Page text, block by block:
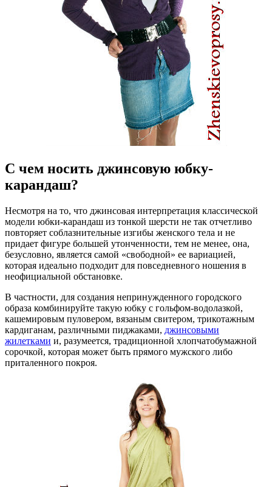
С чем носить джинсовую юбку-
карандаш?
Несмотря на то, что джинсовая интерпретация классической
модели юбки-карандаш из тонкой шерсти не так отчетливо
повторяет соблазнительные изгибы женского тела и не
придает фигуре большей утонченности, тем не менее, она,
безусловно, является самой «свободной» ее вариацией,
которая идеально подходит для повседневного ношения в
неофициальной обстановке.
В частности, для создания непринужденного городского
образа комбинируйте такую юбку с гольфом-водолазкой,
кашемировым пуловером, вязаным свитером, трикотажным
кардиганам, различными пиджаками, джинсовыми
жилетками и, разумеется, традиционной хлопчатобумажной
сорочкой, которая может быть прямого мужского либо
приталенного покроя.